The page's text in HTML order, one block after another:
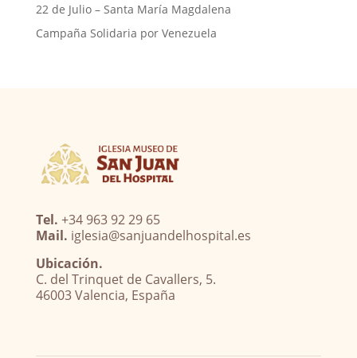
22 de Julio – Santa María Magdalena
Campaña Solidaria por Venezuela
Tel. +34 963 92 29 65
Mail. iglesia@sanjuandelhospital.es
Ubicación.
C. del Trinquet de Cavallers, 5.
46003 Valencia, España